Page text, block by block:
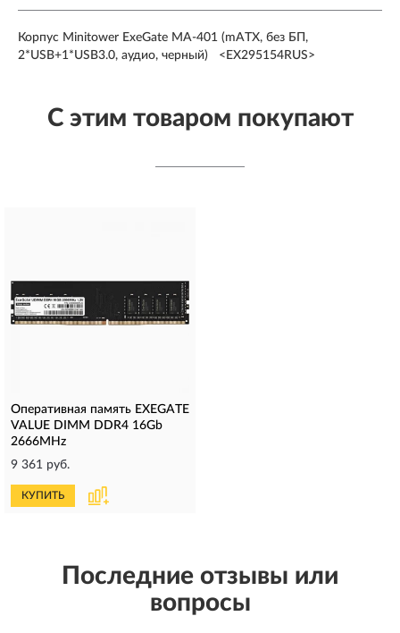
Корпус Minitower ExeGate MA-401 (mATX, без БП,
2*USB+1*USB3.0, аудио, черный) <EX295154RUS>
С этим товаром покупают
Оперативная память EXEGATE
VALUE DIMM DDR4 16Gb
2666MHz
9 361 руб.
КУПИТЬ
Последние отзывы или
вопросы